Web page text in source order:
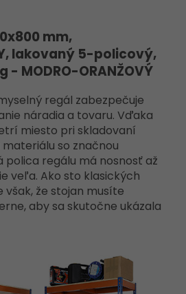
mm,
lakovaný 5-policový,
- MODRO-ORANŽOVÝ
regál zabezpečuje
náradia a tovaru. Vďaka
miesto pri skladovaní
so značnou
polica regálu má nosnosť až
veľa. Ako sto klasických
však, že stojan musíte
aby sa skutočne ukázala